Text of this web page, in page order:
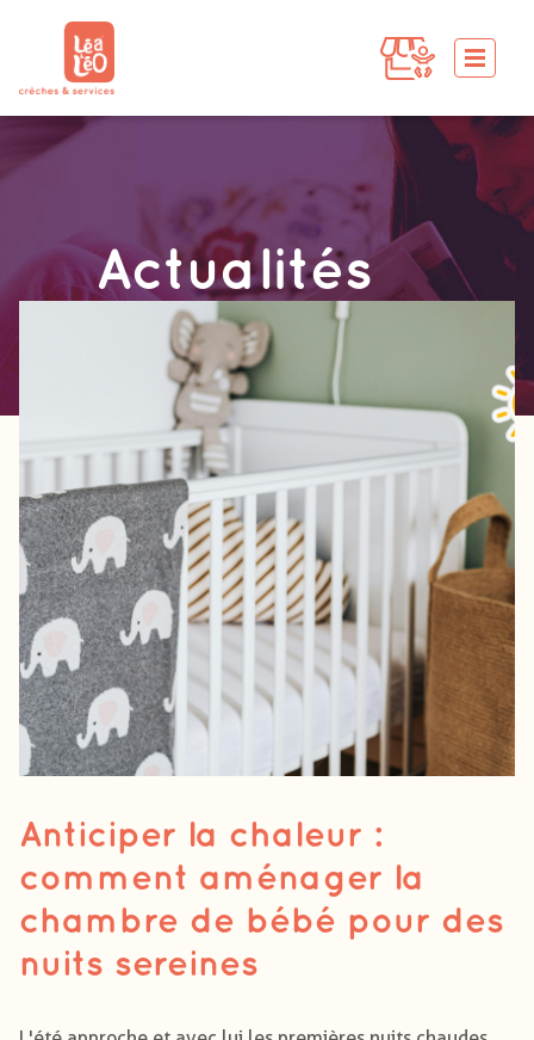
Actualités
Anticiper la chaleur :
comment aménager la
chambre de bébé pour des
nuits sereines